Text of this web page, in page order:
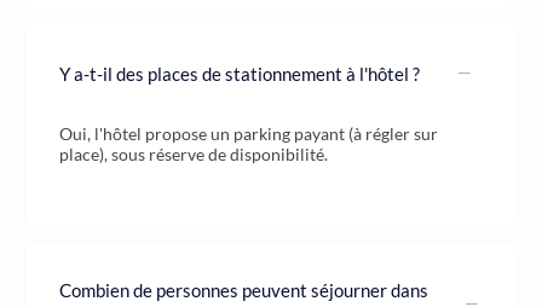
Y a-t-il des places de stationnement à l'hôtel ?
Oui, l'hôtel propose un parking payant (à régler sur
place), sous réserve de disponibilité.
Combien de personnes peuvent séjourner dans